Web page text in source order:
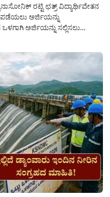
ರಟ್ಟಿ ಛತ್ರ್ ವಿದ್ಯಾರ್ಥಿವೇತನ
ಪಡೆಯಲು ಅರ್ಜಿಯನ್ನು
ಅರ್ಜಿಯನ್ನು ಸಲ್ಲಿಸಲು